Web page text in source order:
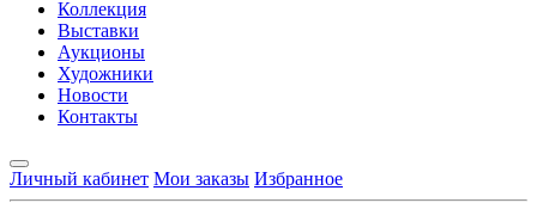
Коллекция
Выставки
Аукционы
Художники
Новости
Контакты
Личный кабинет Мои заказы Избранное